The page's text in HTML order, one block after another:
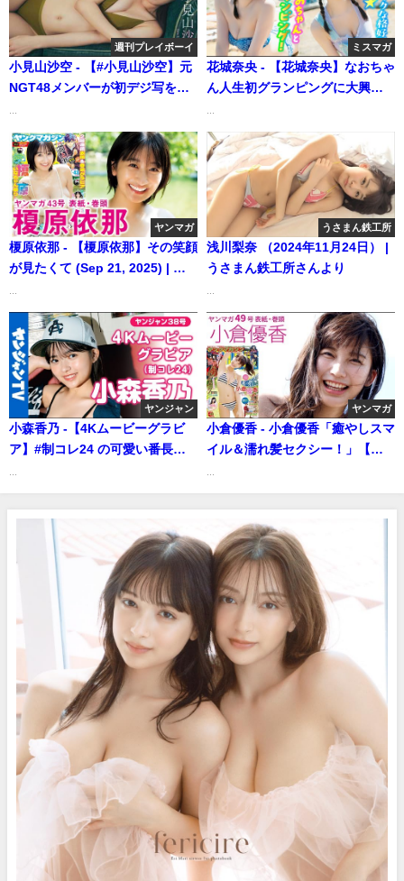
週刊プレイボーイ
小見山沙空 - 【#小見山沙空】元
NGT48メンバーが初デジ写を発
中！ Sara Komiyama (Jul 17,
2026) | 週プレChannel【集英社
週刊プレイボーイ公式】さんよ
り
ミスマガ
花城奈央 - 【花城奈央】なおちゃ
ん人生初グランピングに大興
04月03日） | ミスマガTVさんよ
り
ヤンマガ
榎原依那 - 【榎原依那】その笑顔
が見たくて (Sep 21, 2025) | 講
うさまん鉄工所
浅川梨奈 （2024年11月24日） |
うさまん鉄工所さんより
ヤンジャン
小森香乃 -【4Kムービーグラビ
ア】#制コレ24 の可愛い番長・ #
着こなした小悪魔かわいい“今だ
けの小森“の撮影風景に没入密
着！【メイキング】（Aug 22,
2025） | ヤンジャンTV【集英社
ヤングジャンプ公式】さんより
ヤンマガ
小倉優香 - 小倉優香「癒やしスマ
イル＆濡れ髪セクシー！」【ヤ
り